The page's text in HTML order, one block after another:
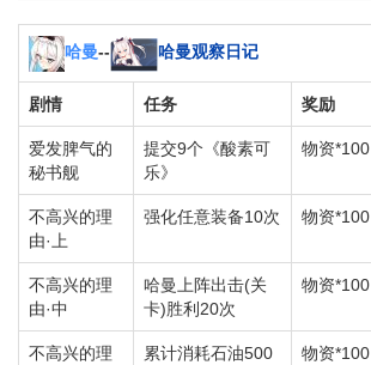
哈曼-- 哈曼观察日记
剧情 任务 奖励
爱发脾气的
秘书舰
提交9个《酸素可
乐》
物资*100
不高兴的理
由·上
强化任意装备10次 物资*100
不高兴的理
由·中
哈曼上阵出击(关
卡)胜利20次
物资*100
不高兴的理
累计消耗石油500 物资*100